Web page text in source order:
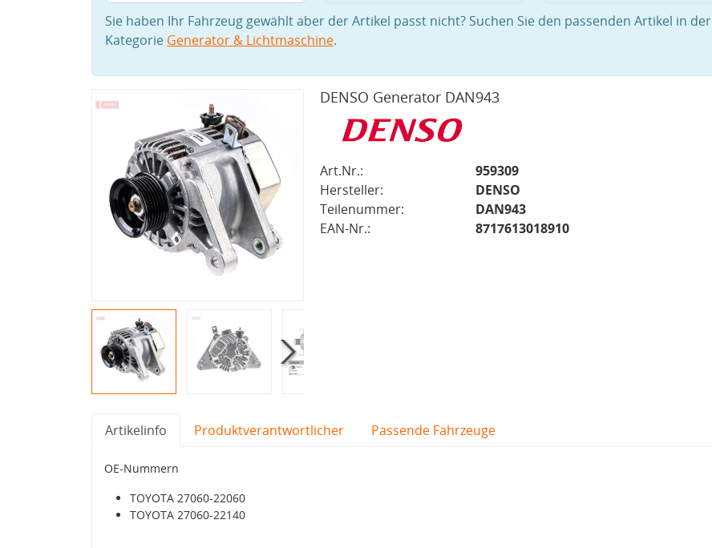
Sie haben Ihr Fahrzeug gewählt aber der Artikel passt nicht? Suchen Sie den passenden Artikel in der
Kategorie Generator & Lichtmaschine.
DENSO Generator DAN943
Art.Nr.:
959309
Hersteller:
DENSO
Teilenummer:
DAN943
EAN-Nr.:
8717613018910
Artikelinfo Produktverantwortlicher Passende Fahrzeuge
OE-Nummern
TOYOTA 27060-22060
TOYOTA 27060-22140